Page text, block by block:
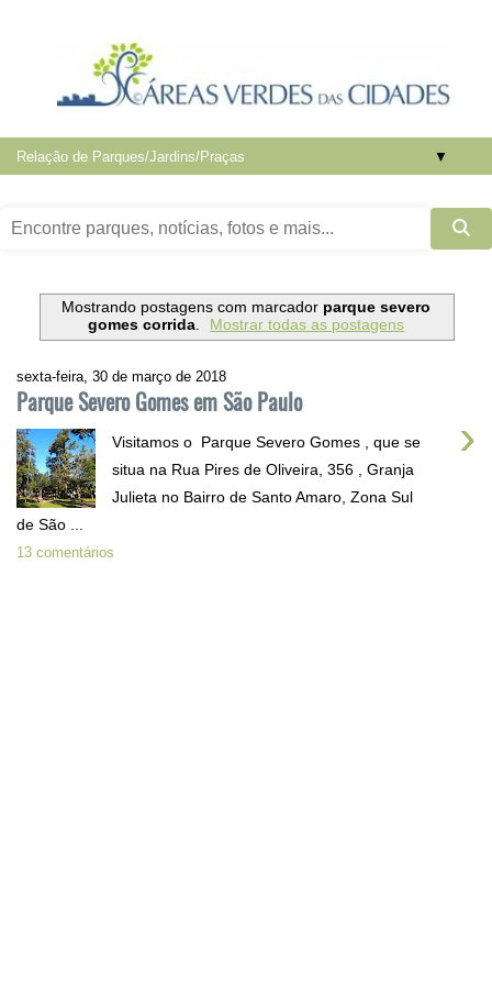
▼
Mostrando postagens com marcador parque severo
gomes corrida. Mostrar todas as postagens
sexta-feira, 30 de março de 2018
Parque Severo Gomes em São Paulo
›
Visitamos o Parque Severo Gomes , que se
situa na Rua Pires de Oliveira, 356 , Granja
Julieta no Bairro de Santo Amaro, Zona Sul
de São ...
13 comentários